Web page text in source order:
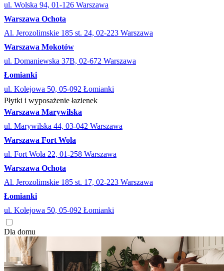
ul. Wolska 94, 01-126 Warszawa
Warszawa Ochota
Al. Jerozolimskie 185 st. 24, 02-223 Warszawa
Warszawa Mokotów
ul. Domaniewska 37B, 02-672 Warszawa
Łomianki
ul. Kolejowa 50, 05-092 Łomianki
Płytki i wyposażenie łazienek
Warszawa Marywilska
ul. Marywilska 44, 03-042 Warszawa
Warszawa Fort Wola
ul. Fort Wola 22, 01-258 Warszawa
Warszawa Ochota
Al. Jerozolimskie 185 st. 17, 02-223 Warszawa
Łomianki
ul. Kolejowa 50, 05-092 Łomianki
Dla domu